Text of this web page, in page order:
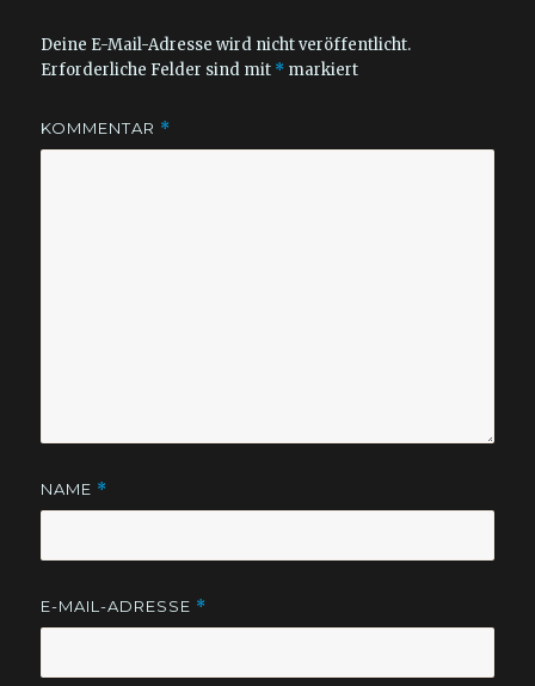
Deine E-Mail-Adresse wird nicht veröffentlicht.
Erforderliche Felder sind mit * markiert
KOMMENTAR *
NAME *
E-MAIL-ADRESSE *